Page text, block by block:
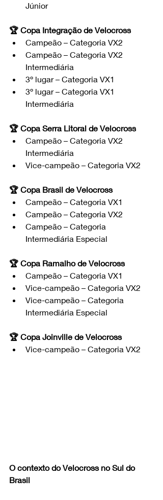
Júnior
🏆 Copa Integração de Velocross
Campeão – Categoria VX2
Campeão – Categoria VX2
Intermediária
3º lugar – Categoria VX1
3º lugar – Categoria VX1
Intermediária
🏆 Copa Serra Litoral de Velocross
Campeão – Categoria VX2
Intermediária
Vice-campeão – Categoria VX2
🏆 Copa Brasil de Velocross
Campeão – Categoria VX1
Campeão – Categoria VX2
Campeão – Categoria
Intermediária Especial
🏆 Copa Ramalho de Velocross
Campeão – Categoria VX1
Vice-campeão – Categoria VX2
Vice-campeão – Categoria
Intermediária Especial
🏆 Copa Joinville de Velocross
Vice-campeão – Categoria VX2
O contexto do Velocross no Sul do
Brasil